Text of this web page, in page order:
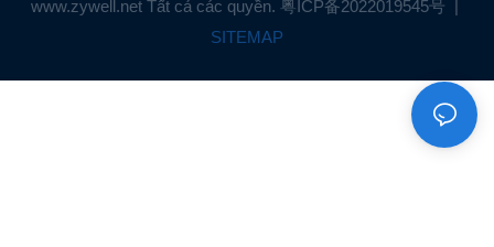
www.zywell.net Tất cả các quyền. 粤ICP备2022019545号 |
SITEMAP